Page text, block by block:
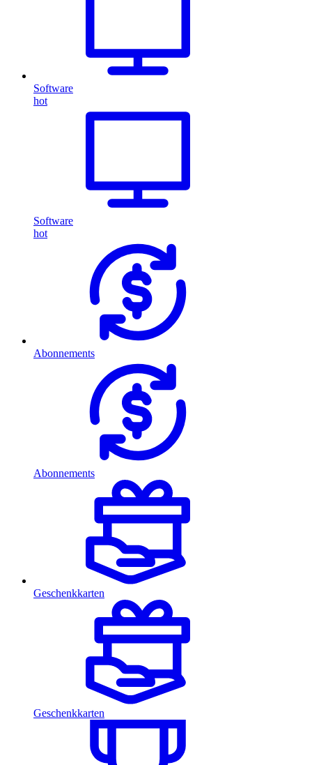
Software
hot
Software
hot
Abonnements
Abonnements
Geschenkkarten
Geschenkkarten